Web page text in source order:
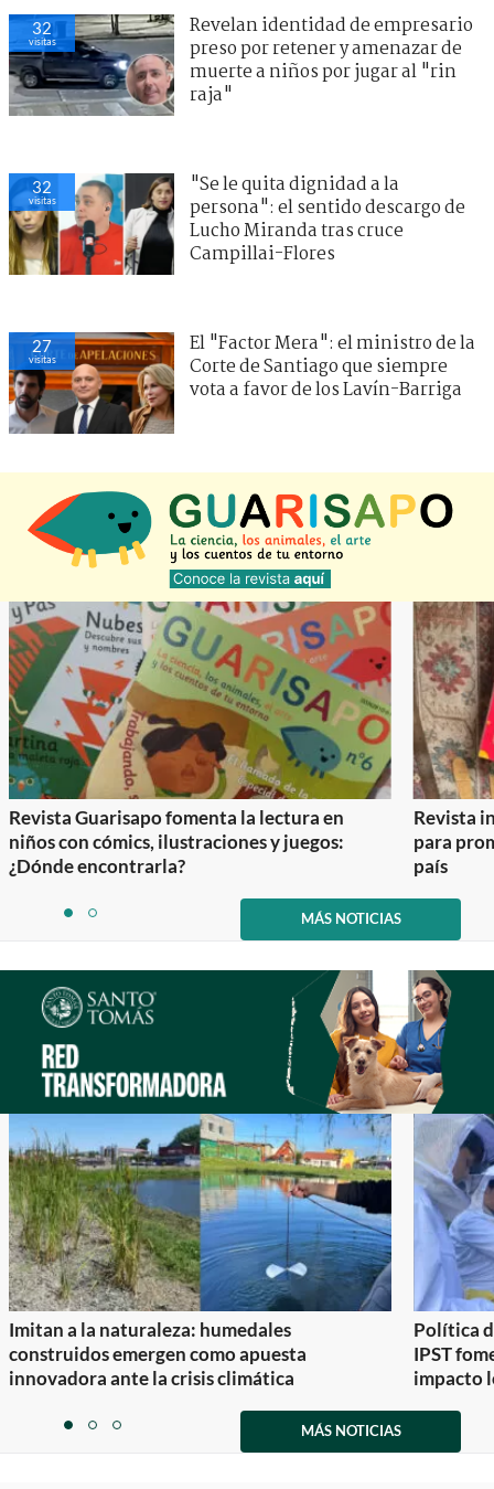
32
visitas
Revelan identidad de empresario
preso por retener y amenazar de
muerte a niños por jugar al "rin
raja"
32
visitas
"Se le quita dignidad a la
persona": el sentido descargo de
Lucho Miranda tras cruce
Campillai-Flores
27
visitas
El "Factor Mera": el ministro de la
Corte de Santiago que siempre
vota a favor de los Lavín-Barriga
Revista Guarisapo fomenta la lectura en
niños con cómics, ilustraciones y juegos:
¿Dónde encontrarla?
Revista
para
país
itemitem
2
MÁS NOTICIAS
Imitan a la naturaleza: humedales
construidos emergen como apuesta
innovadora ante la crisis climática
Política
IPST
impacto
itemitemitem
MÁS NOTICIAS